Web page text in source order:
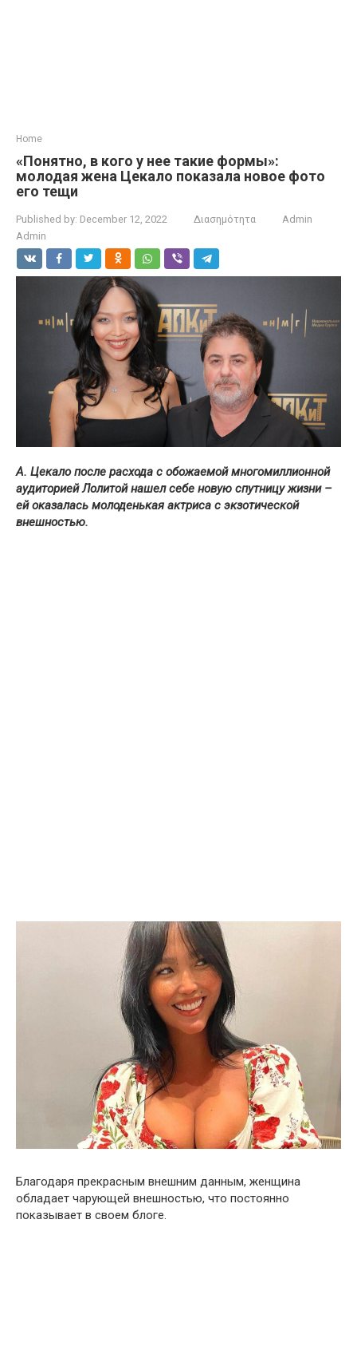
Home
«Понятно, в кого у нее такие формы»:
молодая жена Цекало показала новое фото
его тещи
Published by: December 12, 2022 Διασημότητα
Admin
Admin
А. Цекало после расхода с обожаемой многомиллионной
аудиторией Лолитой нашел себе новую спутницу жизни –
ей оказалась молоденькая актриса с экзотической
внешностью.
Благодаря прекрасным внешним данным, женщина
обладает чарующей внешностью, что постоянно
показывает в своем блоге.